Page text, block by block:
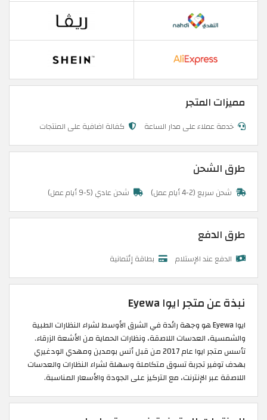
مميزات المتجر
خدمة عملاء على مدار الساعة كفالة اضافية على المنتجات
طرق الشحن
شحن سريع (2-4 أيام عمل) شحن عادي (5-9 أيام عمل)
طرق الدفع
الدفع عند الإستلام بطاقة إئتمانية
نبذة عن متجر ايوا Eyewa
ايوا Eyewa هو وجهة رائدة في الشرق الأوسط لشراء النظارات الطبية
والشمسية، العدسات اللاصقة، ونظارات الحماية من الأشعة الزرقاء.
تأسس متجر ايوا عام 2017 من قبل أنس بومدين ومهدي الودغيري
بهدف توفير تجربة تسوق متكاملة وسهلة لشراء النظارات والعدسات
اللاصقة عبر الإنترنت، مع التركيز على الجودة والأسعار المناسبة.